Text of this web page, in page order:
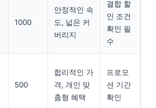
1000
안정적인 속
도, 넓은 커
버리지
결합 할
인 조건
확인 필
수
500
합리적인 가
격, 개인 맞
춤형 혜택
프로모
션 기간
확인